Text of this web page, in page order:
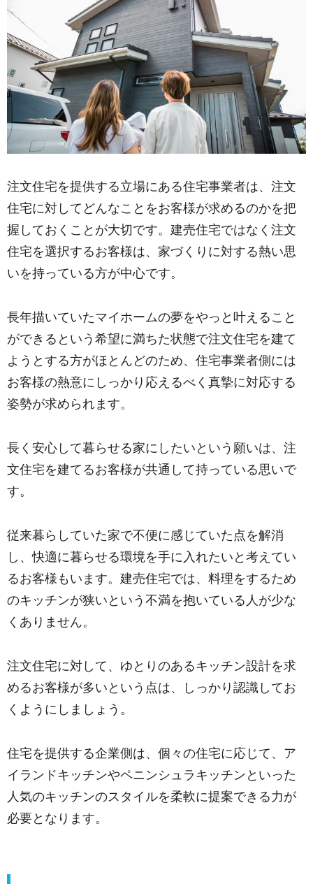
注文住宅を提供する立場にある住宅事業者は、注文
住宅に対してどんなことをお客様が求めるのかを把
握しておくことが大切です。建売住宅ではなく注文
住宅を選択するお客様は、家づくりに対する熱い思
いを持っている方が中心です。
長年描いていたマイホームの夢をやっと叶えること
ができるという希望に満ちた状態で注文住宅を建て
ようとする方がほとんどのため、住宅事業者側には
お客様の熱意にしっかり応えるべく真摯に対応する
姿勢が求められます。
長く安心して暮らせる家にしたいという願いは、注
文住宅を建てるお客様が共通して持っている思いで
す。
従来暮らしていた家で不便に感じていた点を解消
し、快適に暮らせる環境を手に入れたいと考えてい
るお客様もいます。建売住宅では、料理をするため
のキッチンが狭いという不満を抱いている人が少な
くありません。
注文住宅に対して、ゆとりのあるキッチン設計を求
めるお客様が多いという点は、しっかり認識してお
くようにしましょう。
住宅を提供する企業側は、個々の住宅に応じて、ア
イランドキッチンやペニンシュラキッチンといった
人気のキッチンのスタイルを柔軟に提案できる力が
必要となります。